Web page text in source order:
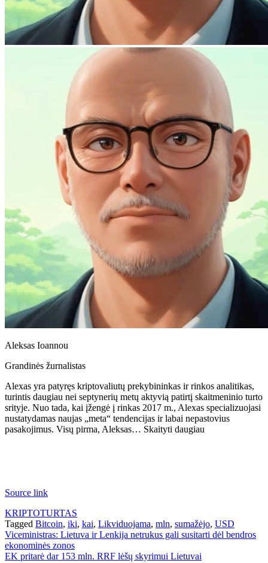
Aleksas Ioannou
Grandinės žurnalistas
Alexas yra patyręs kriptovaliutų prekybininkas ir rinkos analitikas,
turintis daugiau nei septynerių metų aktyvią patirtį skaitmeninio turto
srityje. Nuo tada, kai įžengė į rinkas 2017 m., Alexas specializuojasi
nustatydamas naujas „meta“ tendencijas ir labai nepastovius
pasakojimus. Visų pirma, Aleksas… Skaityti daugiau
Source link
KRIPTOTURTAS
Tagged Bitcoin, iki, kai, Likviduojama, mln, sumažėjo, USD
Navigacija
tarp
Viceministras: Lietuva ir Lenkija netrukus gali susitarti dėl bendros
ekonominės zonos
EK pritarė dar 153 mln. RRF lėšų skyrimui Lietuvai